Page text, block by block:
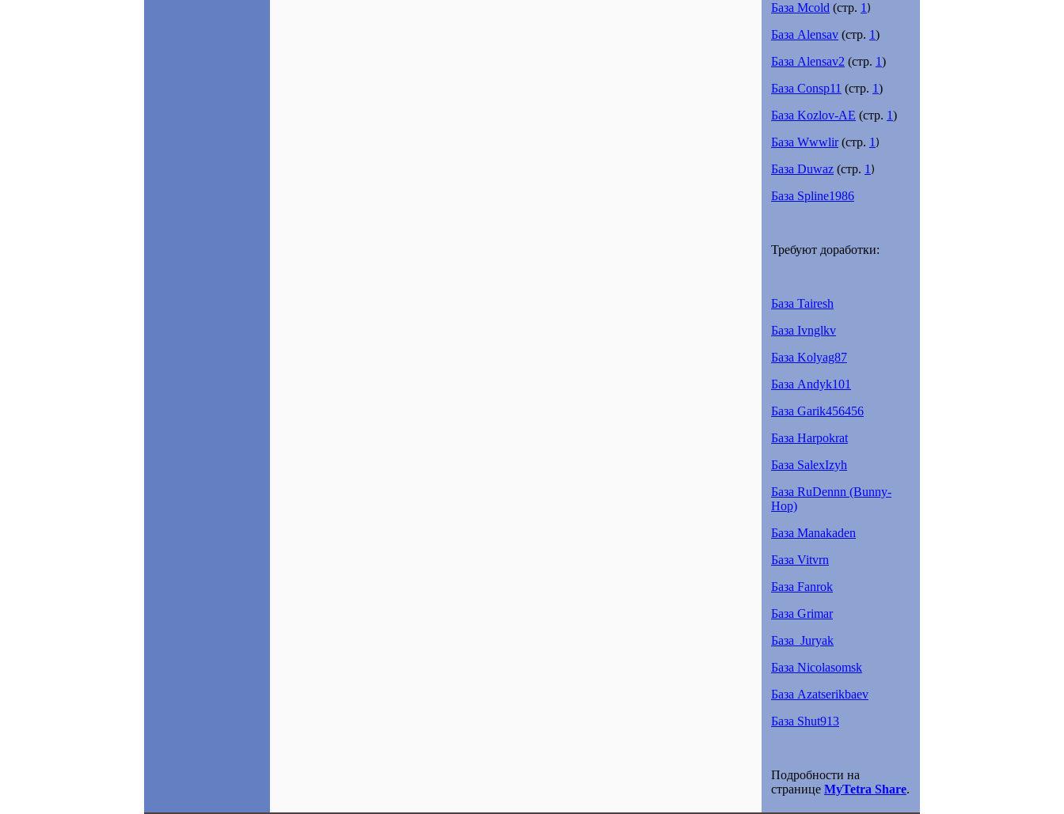
База Mcold (стр. 1 )
База Alensav (стр. 1)
База Alensav2 (стр. 1)
База Consp11 (стр. 1)
База Kozlov-AE (стр. 1)
База Wwwlir(стр. 1 )
База Duwaz (стр. 1 )
База Spline1986
Требуют доработки:
База Tairesh
База Ivnglkv
База Kolyag87
База Andyk101
База Garik456456
База Harpokrat
База SalexIzyh
База RuDennn (Bunny-
Hop)
База Manakaden
База Vitvrn
База Fanrok
База Grimar
База_Juryak
База Nicolasomsk
База Azatserikbaev
База Shut913
Подробности на
странице MyTetra Share.